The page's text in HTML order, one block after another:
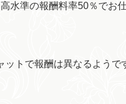
水準の報酬料率50％でお
ットで報酬は異なるようで